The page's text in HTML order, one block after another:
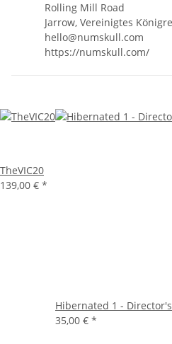
Rolling Mill Road
Jarrow, Vereinigtes
hello@numskull.com
https://numskull.com/
TheVIC20
139,00 € *
Hibernated 1 -
35,00 € *